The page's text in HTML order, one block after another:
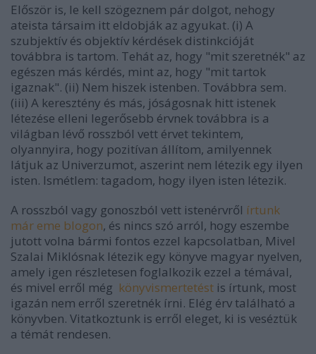
Először is, le kell szögeznem pár dolgot, nehogy
ateista társaim itt eldobják az agyukat. (i) A
szubjektív és objektív kérdések distinkcióját
továbbra is tartom. Tehát az, hogy "mit szeretnék" az
egészen más kérdés, mint az, hogy "mit tartok
igaznak". (ii) Nem hiszek istenben. Továbbra sem.
(iii) A keresztény és más, jóságosnak hitt istenek
létezése elleni legerősebb érvnek továbbra is a
világban lévő rosszból vett érvet tekintem,
olyannyira, hogy pozitívan állítom, amilyennek
látjuk az Univerzumot, aszerint nem létezik egy ilyen
isten. Ismétlem: tagadom, hogy ilyen isten létezik.
A rosszból vagy gonoszból vett istenérvről írtunk
már eme blogon, és nincs szó arról, hogy eszembe
jutott volna bármi fontos ezzel kapcsolatban, Mivel
Szalai Miklósnak létezik egy könyve magyar nyelven,
amely igen részletesen foglalkozik ezzel a témával,
és mivel erről még könyvismertetést is írtunk, most
igazán nem erről szeretnék írni. Elég érv található a
könyvben. Vitatkoztunk is erről eleget, ki is veséztük
a témát rendesen.